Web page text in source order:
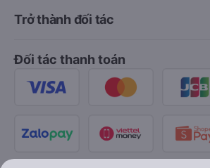
Trở thành đối tác
Đối tác thanh toán